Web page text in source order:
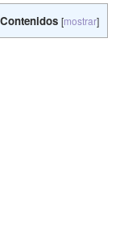
Contenidos [mostrar]